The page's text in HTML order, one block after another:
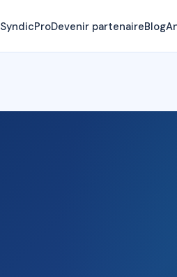
SyndicProDevenir partenaireBlog